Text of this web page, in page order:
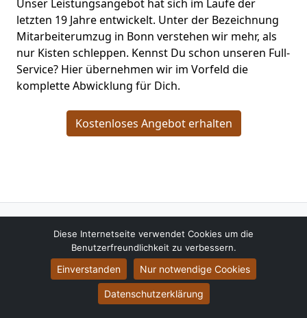
Unser Leistungsangebot hat sich im Laufe der
letzten 19 Jahre entwickelt. Unter der Bezeichnung
Mitarbeiterumzug in Bonn verstehen wir mehr, als
nur Kisten schleppen. Kennst Du schon unseren Full-
Service? Hier übernehmen wir im Vorfeld die
komplette Abwicklung für Dich.
Kostenloses Angebot erhalten
Behlert Umzüge
Celsiusstraße 122
Bonn
Diese Internetseite verwendet Cookies um die
Benutzerfreundlichkeit zu verbessern.
Einverstanden Nur notwendige Cookies
Datenschutzerklärung